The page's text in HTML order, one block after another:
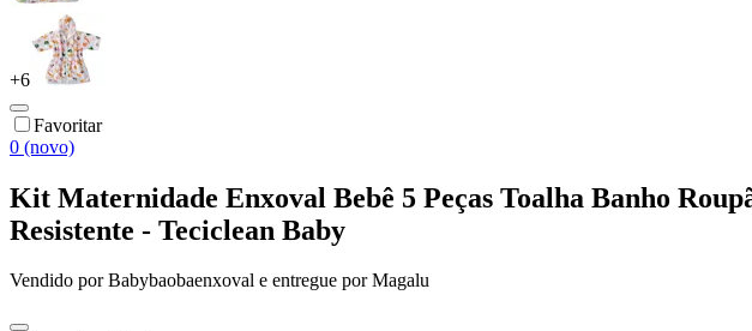
+6
Favoritar
0 (novo)
Kit Maternidade Enxoval Bebê 5 Peças Toalha Banho
Resistente - Teciclean Baby
Vendido porBabybaobaenxoval e entregue por Magalu